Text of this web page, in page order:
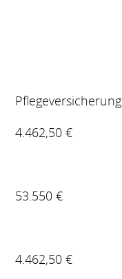
Pflegeversicherung
4.462,50 €
53.550 €
4.462,50 €